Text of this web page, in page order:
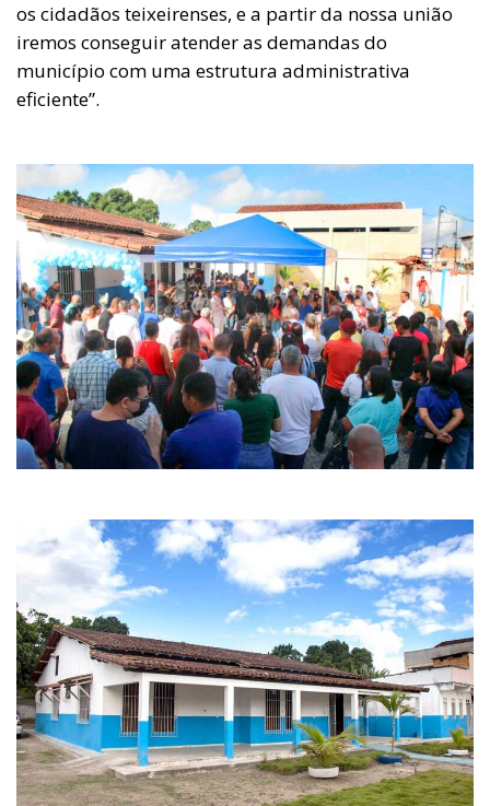
os cidadãos teixeirenses, e a partir da nossa união
iremos conseguir atender as demandas do
município com uma estrutura administrativa
eficiente”.